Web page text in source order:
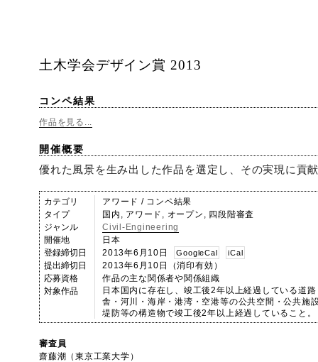
土木学会デザイン賞 2013
コンペ結果
作品を見る...
開催概要
優れた風景を生み出した作品を選定し、その実現に貢
カテゴリ
アワード / コンペ結果
タイプ
国内, アワード, オープン, 四段階審査
ジャンル
Civil-Engineering
開催地
日本
登録締切日
2013年6月10日 GoogleCal iCal
提出締切日
2013年6月10日（消印有効）
応募資格
作品の主な関係者や関係組織
対象作品
日本国内に存在し、竣工後2年以上経過している道
舎・河川・海岸・港湾・空港等の公共空間・公共施
堤防等の構造物で竣工後2年以上経過していること。
審査員
齋藤潮（東京工業大学）